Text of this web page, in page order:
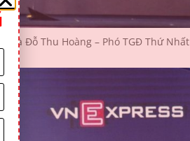
Bà Đỗ Thu Hoàng – Phó TGĐ Thứ Nhất